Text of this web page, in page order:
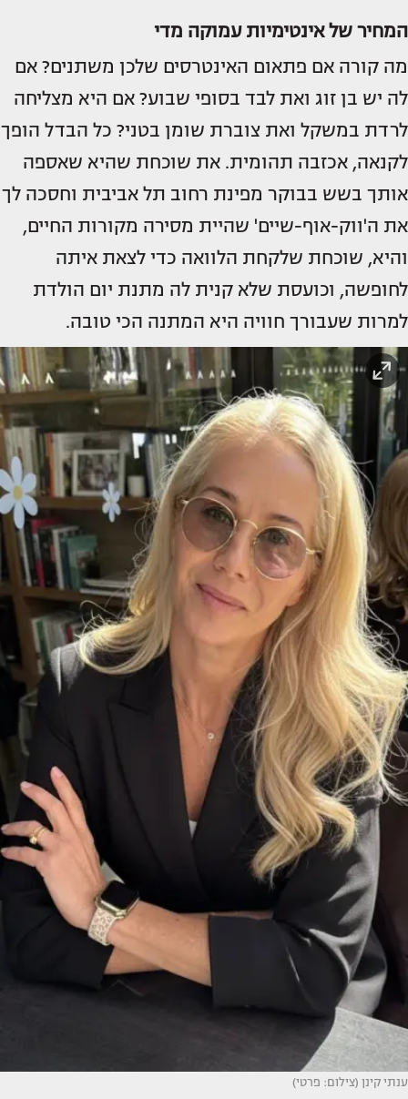
המחיר של אינטימיות עמוקה מדי
מה קורה אם פתאום האינטרסים שלכן משתנים? אם
לה יש בן זוג ואת לבד בסופי שבוע? אם היא מצליחה
לרדת במשקל ואת צוברת שומן בטני? כל הבדל הופך
לקנאה, אכזבה תהומית. את שוכחת שהיא שאספה
אותך בשש בבוקר מפינת רחוב תל אביבית וחסכה לך
את ה'ווק-אוף-שיים' שהיית מסירה מקורות החיים,
והיא, שוכחת שלקחת הלוואה כדי לצאת איתה
לחופשה, וכועסת שלא קנית לה מתנת יום הולדת
למרות שעבורך חוויה היא המתנה הכי טובה.
ענתי קינן (צילום: פרטי)